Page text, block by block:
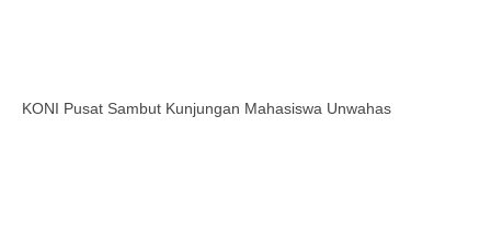
KONI Pusat Sambut Kunjungan Mahasiswa Unwahas